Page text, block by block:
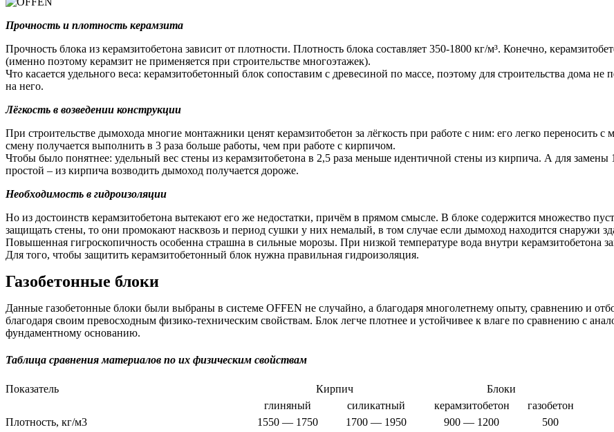
Прочность и плотность керамзита
Прочность блока из керамзитобетона зависит от плотности. Плотность блока составляет 350-1800 кг/м³. Конечно,
(именно поэтому керамзит не применяется при строительстве многоэтажек).
Что касается удельного веса: керамзитобетонный блок сопоставим с древесиной по массе, поэтому для строительства дома не
на него.
Лёгкость в возведении конструкции
При строительстве дымохода многие монтажники ценят керамзитобетон за лёгкость при работе с ним: его легко переносить
смену получается выполнить в 3 раза больше работы, чем при работе с кирпичом.
Чтобы было понятнее: удельный вес стены из керамзитобетона в 2,5 раза меньше идентичной стены из кирпича. А для
простой – из кирпича возводить дымоход получается дороже.
Необходимость в гидроизоляции
Но из достоинств керамзитобетона вытекают его же недостатки, причём в прямом смысле. В блоке содержится множество
защищать стены, то они промокают насквозь и период сушки у них немалый, в том случае если дымоход находится снаружи
Повышенная гигроскопичность особенна страшна в сильные морозы. При низкой температуре вода внутри керамзитобетона
Для того, чтобы защитить керамзитобетонный блок нужна правильная гидроизоляция.
Газобетонные блоки
Данные газобетонные блоки были выбраны в системе OFFEN не случайно, а благодаря многолетнему опыту, сравнению и
благодаря своим превосходным физико-техническим свойствам. Блок легче плотнее и устойчивее к влаге по сравнению с
фундаментному основанию.
Таблица сравнения материалов по их физическим свойствам
Показатель Кирпич
Блоки
глиняный
силикатный керамзитобетон
газобетон
Плотность, кг/м3
1550 — 1750 1700 — 1950 900 — 1200
500